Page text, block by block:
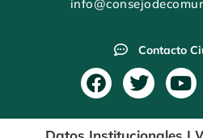
Contacto
F
a
c
T
w
i
Y
o
u